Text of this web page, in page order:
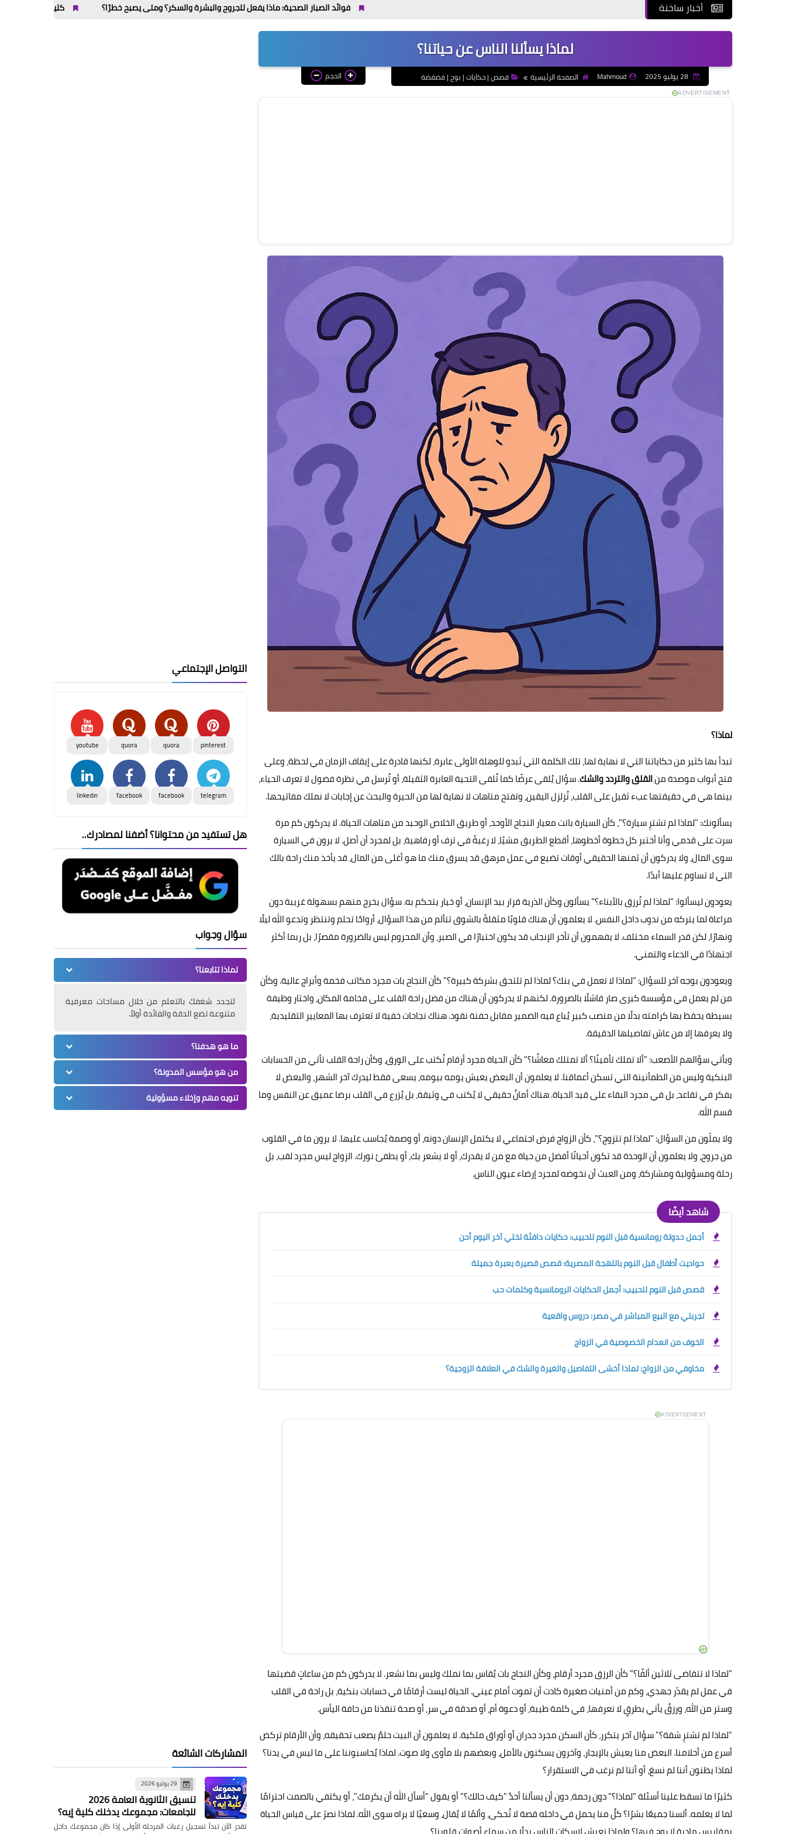
أخبار ساخنة فوائد الصبار الصحية: ماذا يفعل للجروح والبشرة والسكر؟ ومتى يصبح خطرًا؟ كليات المرحلة الثانية 2026 / 2027 علمي وأدبي بالدرجات: مجموعك يدخلك إيه؟
لماذا يسألنا الناس عن حياتنا؟
28 يوليو 2025 Mahmoud الصفحة الرئيسية قصص | حكايات | بوح | فضفضة الحجم
ADVERTISEMENT
لماذا؟
تبدأ بها كثير من حكاياتنا التي لا نهاية لها، تلك الكلمة التي تَبدو للوهلة الأولى عابرة، لكنها قادرة على إيقاف الزمان في لحظة، وعلى
فتح أبواب موصدة منالقلق والتردد والشك. سؤال يُلقى عرضًا كما تُلقى التحية العابرة الثقيلة، أو تُرسل في نظرة فضول لا تعرف الحياء،
بينما هي في حقيقتها عبء ثقيل على القلب، تُزلزل اليقين، وتفتح متاهات لا نهاية لها من الحيرة والبحث عن إجابات لا نملك مفاتيحها.
يسألونك: "لماذا لم تشترِ سيارة؟"، كأن السيارة باتت معيار النجاح الأوحد، أو طريق الخلاص الوحيد من متاهات الحياة. لا يدركون كم مرة
سرت على قدمي وأنا أختبر كل خطوة أخطوها، أقطع الطريق مشيًا، لا رغبةً في ترف أو رفاهية، بل لمجرد أن أصل. لا يرون في السيارة
سوى المال، ولا يدركون أن ثمنها الحقيقي أوقات تضيع في عمل مرهق قد يسرق منك ما هو أغلى من المال، قد يأخذ منك راحة بالك
التي لا تساوم عليها أبدًا.
يعودون ليسألوا: "لماذا لم تُرزق بالأبناء؟" يسألون وكأن الذرية قرار بيد الإنسان، أو خيار يتحكم به. سؤال يخرج منهم بسهولة غريبة دون
مراعاة لما يتركه من ندوب داخل النفس. لا يعلمون أن هناك قلوبًا مثقلةً بالشوق تتألم من هذا السؤال، أرواحًا تحلم وتنتظر وتدعو الله ليلًا
ونهارًا، لكن قدر السماء مختلف. لا يفهمون أن تأخر الإنجاب قد يكون اختبارًا في الصبر، وأن المحروم ليس بالضرورة مقصرًا، بل ربما أكثر
اجتهادًا في الدعاء والتمني.
ويعودون بوجه آخر للسؤال: "لماذا لا تعمل في بنك؟ لماذا لم تلتحق بشركة كبيرة؟" كأن النجاح بات مجرد مكاتب فخمة وأبراج عالية. وكأن
من لم يعمل في مؤسسة كبرى صار فاشلًا بالضرورة. لكنهم لا يدركون أن هناك من فضل راحة القلب على فخامة المكان، واختار وظيفة
بسيطة يحفظ بها كرامته بدلًا من منصب كبير يُباع فيه الضمير مقابل حفنة نقود. هناك نجاحات خفية لا تعترف بها المعايير التقليدية،
ولا يعرفها إلا من عاش تفاصيلها الدقيقة.
ويأتي سؤالهم الأصعب: "ألا تملك تأمينًا؟ ألا تمتلك معاشًا؟" كأن الحياة مجرد أرقام تُكتب على الورق، وكأن راحة القلب تأتي من الحسابات
البنكية وليس من الطمأنينة التي تسكن أعماقنا. لا يعلمون أن البعض يعيش يومه بيومه، يسعى فقط ليدرك آخر الشهر، والبعض لا
يفكر في تقاعد، بل في مجرد البقاء على قيد الحياة. هناك أمانٌ حقيقي لا يُكتب في وثيقة، بل يُزرع في القلب برضا عميق عن النفس وما
قسم الله.
ولا يملّون من السؤال: "لماذا لم تتزوج؟"، كأن الزواج فرض اجتماعي لا يكتمل الإنسان دونه، أو وصمة يُحاسب عليها. لا يرون ما في القلوب
من جروح، ولا يعلمون أن الوحدة قد تكون أحيانًا أفضل من حياة مع من لا يقدرك، أو لا يشعر بك، أو يطفئ نورك. الزواج ليس مجرد لقب، بل
رحلة ومسؤولية ومشاركة، ومن العبث أن نخوضه لمجرد إرضاء عيون الناس.
شاهد أيضًا
أجمل حدوتة رومانسية قبل النوم للحبيب: حكايات دافئة تخلي آخر اليوم أحن
حواديت أطفال قبل النوم باللهجة المصرية: قصص قصيرة بعبرة جميلة
قصص قبل النوم للحبيب: أجمل الحكايات الرومانسية وكلمات حب
تجربتي مع البيع المباشر في مصر: دروس واقعية
الخوف من انعدام الخصوصية في الزواج
مخاوفي من الزواج: لماذا أخشى التفاصيل والغيرة والشك في العلاقة الزوجية؟
ADVERTISEMENT
"لماذا لا تتقاضى ثلاثين ألفًا؟" كأن الرزق مجرد أرقام، وكأن النجاح بات يُقاس بما نملك وليس بما نشعر. لا يدركون كم من ساعاتٍ قضيتها
في عمل لم يقدّر جهدي، وكم من أمنيات صغيرة كادت أن تموت أمام عيني. الحياة ليست أرقامًا في حسابات بنكية، بل راحة في القلب
وستر من الله، ورزقٌ يأتي بطرقٍ لا نعرفها، في كلمة طيبة، أو دعوة أم، أو صدقة في سر، أو صحة تنقذنا من حافة اليأس.
"لماذا لم تشترِ شقة؟" سؤال آخر يتكرر، كأن السكن مجرد جدران أو أوراق ملكية. لا يعلمون أن البيت حلمٌ يصعب تحقيقه، وأن الأرقام تركض
أسرع من أحلامنا. البعض منا يعيش بالإيجار، وآخرون يسكنون بالأمل، وبعضهم بلا مأوى ولا صوت. لماذا يُحاسبوننا على ما ليس في يدنا؟
لماذا يظنون أننا لم نسعَ، أو أننا لم نرغب في الاستقرار؟
كثيرًا ما تسقط علينا أسئلة "لماذا؟" دون رحمة، دون أن يسألنا أحدٌ "كيف حالك؟" أو يقول "أسأل الله أن يكرمك"، أو يكتفي بالصمت احترامًا
لما لا يعلمه. ألسنا جميعًا بشرًا؟ كلٌ منا يحمل في داخله قصة لا تُحكى، وألمًا لا يُقال، وسعيًا لا يراه سوى الله. لماذا نصرّ على قياس الحياة
التواصل الإجتماعي
pinterest
quora
quora
youtube
telegram
facebook
facebook
linkedin
هل تستفيد من محتوانا؟ أضفنا لمصادرك..
سؤال وجواب
لماذا تتابعنا؟
لتجدد شغفك بالتعلم من خلال مساحات معرفية
متنوعة تضع الدقة والفائدة أولاً.
ما هو هدفنا؟
من هو مؤسس المدونة؟
تنويه مهم وإخلاء مسؤولية
المشاركات الشائعة
29 يوليو 2026
تنسيق الثانوية العامة 2026
للجامعات: مجموعك يدخلك كلية إيه؟
تقدر الآن تبدأ تسجيل رغبات المرحلة الأولى إذا كان مجموعك داخل